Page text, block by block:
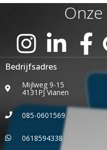
Onze
Bedrijfsadres
Mijlweg 9-15
4131PJ Vianen
085-0601569
0618594338